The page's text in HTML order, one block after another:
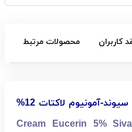
کاربران محصولات مرتبط
کرم حاوی اوره و اوسرین 5% سیوند-آمونیوم لاکتات 12%
Cream Eucerin 5%